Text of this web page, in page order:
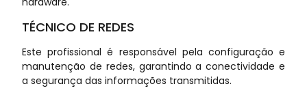
TÉCNICO DE REDES
Este profissional é responsável pela configuração e
manutenção de redes, garantindo a conectividade e
a segurança das informações transmitidas.